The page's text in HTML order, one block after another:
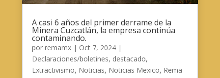
A casi 6 años del primer derrame de la
Minera Cuzcatlán, la empresa continúa
contaminando.
por remamx| Oct 7, 2024|
Declaraciones/boletines, destacado,
Extractivismo, Noticias, Noticias Mexico, Rema